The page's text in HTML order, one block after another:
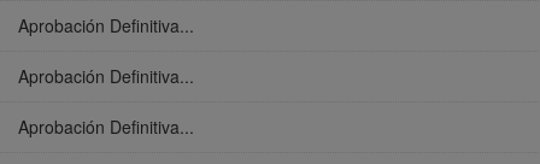
Aprobación Definitiva...
Aprobación Definitiva...
Aprobación Definitiva...